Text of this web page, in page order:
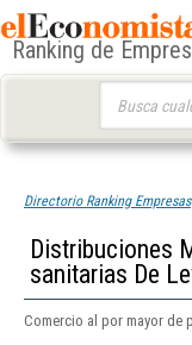
Ranking de
Directorio Ranking Empresas
Distribuciones
sanitarias De
Comercio al por mayor de